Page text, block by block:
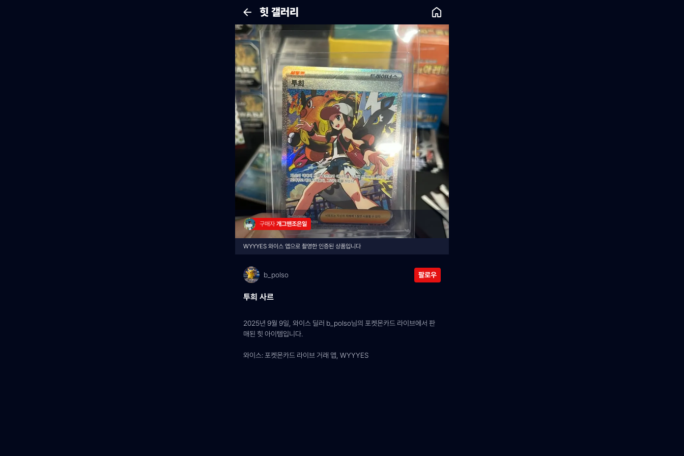
힛 갤러리
구매자 개그맨조은일
WYYYES 와이스 앱으로 촬영한 인증된 상품입니다
b_polso 팔로우
투희 사르
2025년 9월 9일, 와이스 딜러 b_polso님의 포켓몬카드 라이브에서 판
매된 힛 아이템입니다.
와이스: 포켓몬카드 라이브 거래 앱, WYYYES